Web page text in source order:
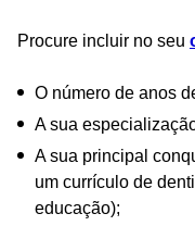
Procure incluir no seu
O número de anos
A sua
A sua principal
um currículo de
educação);